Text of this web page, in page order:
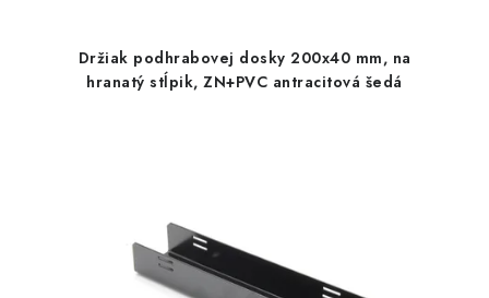
Držiak podhrabovej dosky 200x40 mm, na
hranatý stĺpik, ZN+PVC antracitová šedá